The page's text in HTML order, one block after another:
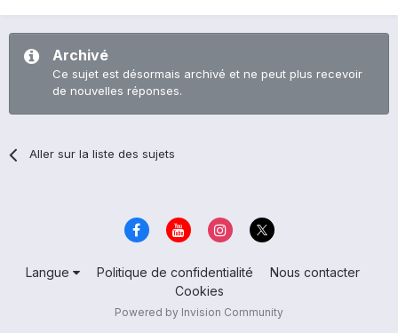
Archivé
Ce sujet est désormais archivé et ne peut plus recevoir
de nouvelles réponses.
Aller sur la liste des sujets
Langue Politique de confidentialité
Nous contacter
Cookies
Powered by Invision Community